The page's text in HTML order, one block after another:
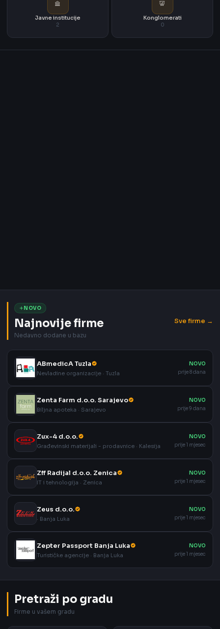
Javne institucije
2
Konglomerati
0
NOVO
Najnovije firme
Nedavno dodane u bazu
Sve firme →
ABmedicA Tuzla
Nevladine organizacije · Tuzla
NOVO
prije 8 dana
Zenta Farm d.o.o. Sarajevo
Biljna apoteka · Sarajevo
NOVO
prije 9 dana
Zux-4 d.o.o.
Građevinski materijali - prodavnice · Kalesija
NOVO
prije 1 mjesec
Zff Radijal d.o.o. Zenica
IT i tehnologija · Zenica
NOVO
prije 1 mjesec
Zeus d.o.o.
· Banja Luka
NOVO
prije 1 mjesec
Zepter Passport Banja Luka
Turističke agencije · Banja Luka
NOVO
prije 1 mjesec
Pretraži po gradu
Firme u vašem gradu